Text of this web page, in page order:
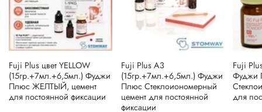
Fuji Plus цвет YELLOW
(15гр.+7мл.+6,5мл.) Фуджи
Плюс ЖЕЛТЫЙ, цемент
для постоянной фиксации
Fuji Plus A3
(15гр.+7мл.+6,5мл.) Фуджи
Плюс Стеклоиономерный
цемент для постоянной
фиксации
Fuji
Фуджи
для